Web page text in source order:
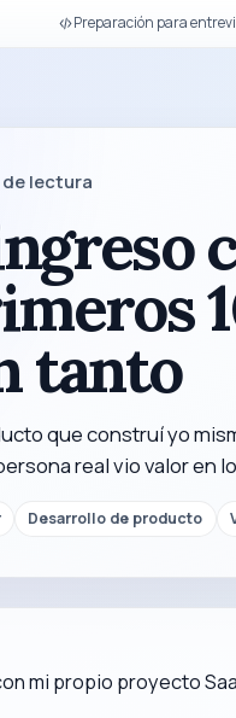
Preparación para
de lectura
tanto
que construí yo
real vio valor en
Desarrollo de producto
mi propio proyecto